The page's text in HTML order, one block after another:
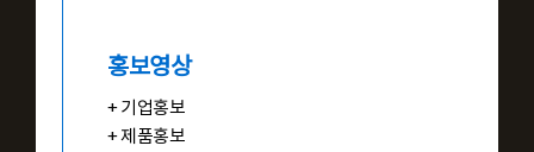
홍보영상
+ 기업홍보
+ 제품홍보